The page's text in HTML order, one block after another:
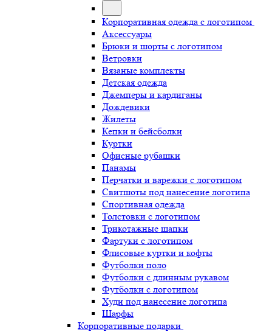
Корпоративная одежда с логотипом
Аксессуары
Брюки и шорты с логотипом
Ветровки
Вязаные комплекты
Детская одежда
Джемперы и кардиганы
Дождевики
Жилеты
Кепки и бейсболки
Куртки
Офисные рубашки
Панамы
Перчатки и варежки с логотипом
Свитшоты под нанесение логотипа
Спортивная одежда
Толстовки с логотипом
Трикотажные шапки
Фартуки с логотипом
Флисовые куртки и кофты
Футболки поло
Футболки с длинным рукавом
Футболки с логотипом
Худи под нанесение логотипа
Шарфы
Корпоративные подарки